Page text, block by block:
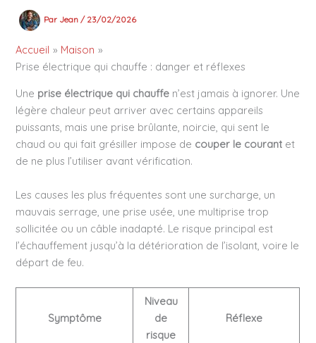
Par Jean / 23/02/2026
Accueil
Maison
Prise électrique qui chauffe : danger et réflexes
Une prise électrique qui chauffe n’est jamais à ignorer. Une
légère chaleur peut arriver avec certains appareils
puissants, mais une prise brûlante, noircie, qui sent le
chaud ou qui fait grésiller impose de couper le courant et
de ne plus l’utiliser avant vérification.
Les causes les plus fréquentes sont une surcharge, un
mauvais serrage, une prise usée, une multiprise trop
sollicitée ou un câble inadapté. Le risque principal est
l’échauffement jusqu’à la détérioration de l’isolant, voire le
départ de feu.
Symptôme
Niveau
de
risque
Réflexe